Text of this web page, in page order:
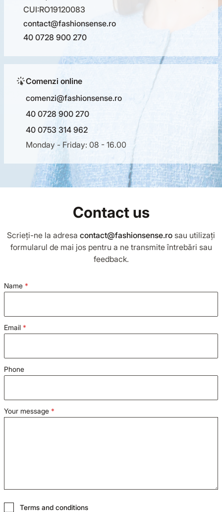
CUI:RO19120083
contact@fashionsense.ro
40 0728 900 270
Comenzi online
comenzi@fashionsense.ro
40 0728 900 270
40 0753 314 962
Monday - Friday: 08 - 16.00
Contact us
Scrieți-ne la adresa contact@fashionsense.ro sau utilizați
formularul de mai jos pentru a ne transmite întrebări sau
feedback.
Name
Email
Phone
Your message
Terms and conditions
TWIN SETS
KNITWEAR
COATS
NOUTĂȚI
GARDEROBA DE VACANTA
KNITWEAR
JACKETS
VEZI TOATE REDUCERILE
LUCE DEL TERRA
BACK TO OFFICE